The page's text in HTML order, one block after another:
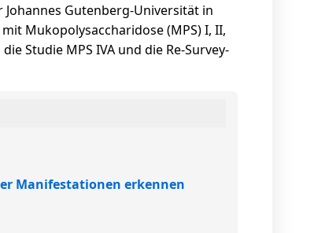
Alle Fachgebiete
Gutenberg-Universität in
Mukopolysaccharidose (MPS) I, II,
Studie MPS IVA und die Re-Survey-
Manifestationen erkennen